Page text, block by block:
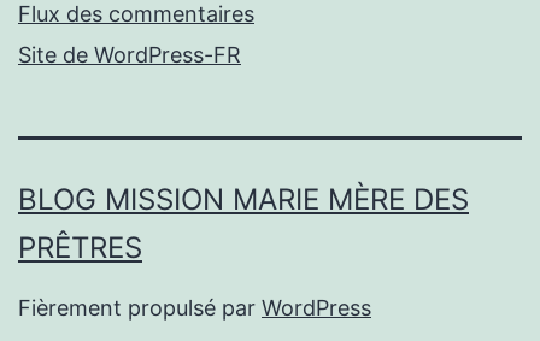
Flux des commentaires
Site de WordPress-FR
BLOG MISSION MARIE MÈRE DES
PRÊTRES
Fièrement propulsé par WordPress